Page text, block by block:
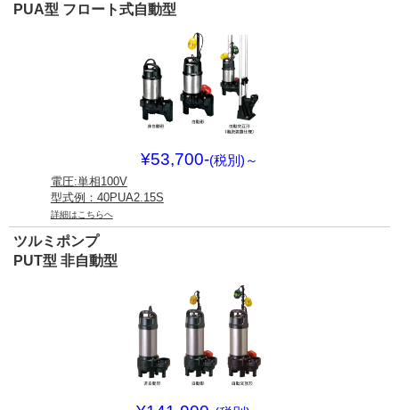
PUA型 フロート式自動型
¥53,700-(税別) ～
電圧:単相100V
型式例：40PUA2.15S
詳細はこちらへ
ツルミポンプ
PUT型 非自動型